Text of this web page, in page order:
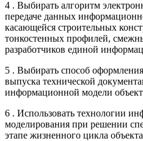
4 . Выбирать алгоритм
передаче данных
касающейся строительных
тонкостенных профилей,
разработчиков единой
5 . Выбирать способ
выпуска технической
информационной модели
6 . Использовать технологии
моделирования при решении
этапе жизненного цикла